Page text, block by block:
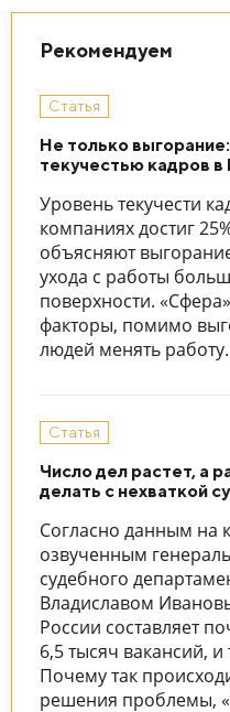
Рекомендуем
Статья
Не только
текучестью кадров в
Уровень текучести
компаниях достиг
объясняют
ухода с работы
поверхности.
факторы, помимо
людей менять работу.
Статья
Число дел растет, а
делать с нехваткой
Согласно данным на
озвученным
судебного
Владиславом
России составляет
6,5 тысяч вакансий, и
Почему так
решения проблемы,